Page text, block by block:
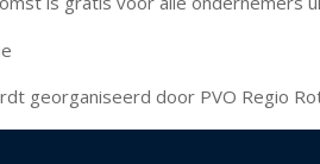
georganiseerd door PVO Regio